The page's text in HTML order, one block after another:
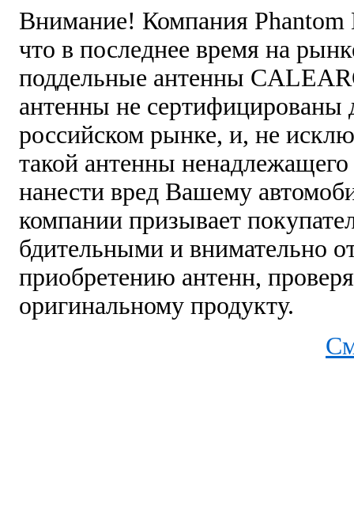
Внимание! Компания Phantom
что в последнее время на
поддельные антенны
антенны не сертифицированы
российском рынке, и, не
такой антенны
нанести вред Вашему
компании призывает
бдительными и внимательно
приобретению антенн,
оригинальному продукту.